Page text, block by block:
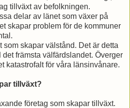
tillväxt av befolkningen.
delar av länet som växer på
skapar problem för de kommuner
som skapar välstånd. Det är detta
främsta välfärdslandet. Överger
katastrofalt för våra länsinvånare.
tillväxt?
företag som skapar tillväxt.